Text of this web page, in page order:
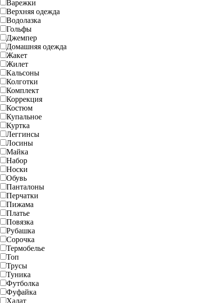
Варежки
Верхняя одежда
Водолазка
Гольфы
Джемпер
Домашняя одежда
Жакет
Жилет
Кальсоны
Колготки
Комплект
Коррекция
Костюм
Купальное
Куртка
Леггинсы
Лосины
Майка
Набор
Носки
Обувь
Панталоны
Перчатки
Пижама
Платье
Повязка
Рубашка
Сорочка
Термобелье
Топ
Трусы
Туника
Футболка
Фуфайка
Халат